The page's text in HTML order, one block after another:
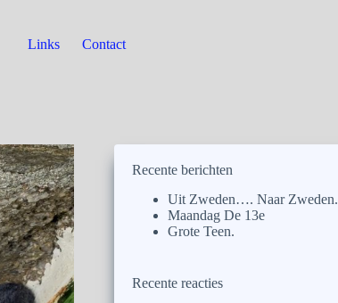
Links Contact
Recente berichten
Uit Zweden…. Naar Zweden.
Maandag De 13e
Grote Teen.
Recente reacties